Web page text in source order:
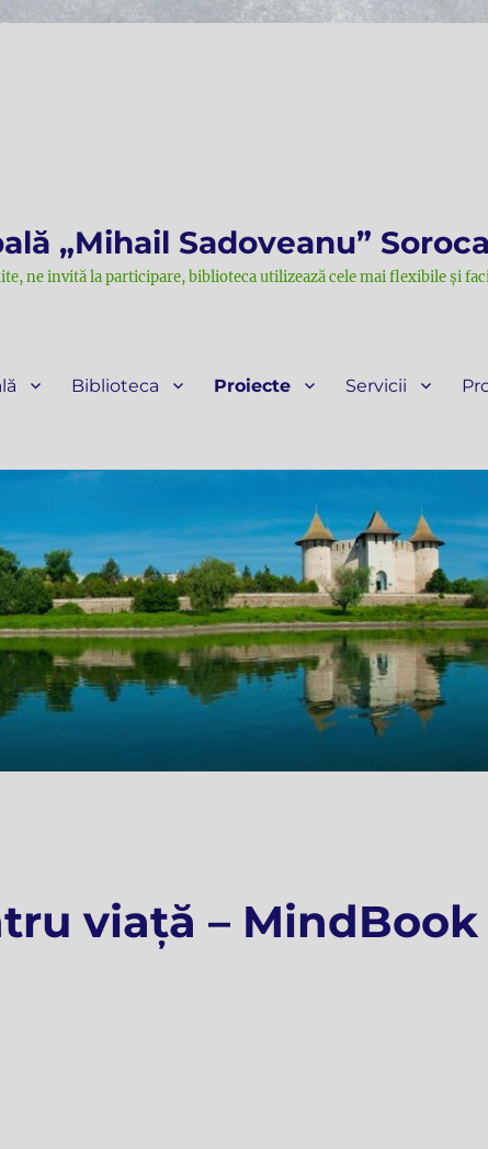
„Mihail Sadoveanu” Soroca
ne invită la participare, biblioteca utilizează cele mai flexibile și
Biblioteca Proiecte Servicii
viață – MindBook